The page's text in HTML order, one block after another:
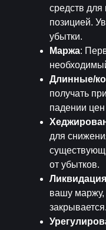
средств для
позицией.
убытки.
Маржа:
Длинные/
получать
падении
для
от убытков.
Ликвидация
вашу маржу,
закрывается.